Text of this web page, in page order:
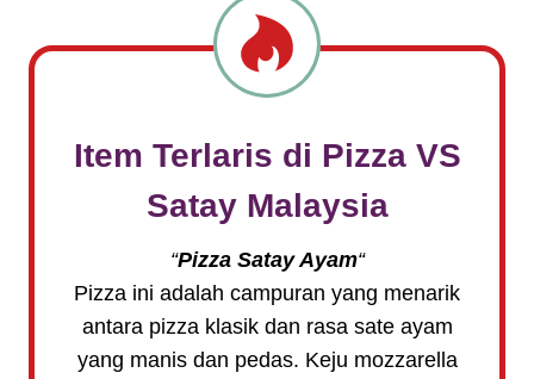
Item Terlaris di Pizza VS
Satay Malaysia
“Pizza Satay Ayam“
Pizza ini adalah campuran yang menarik
antara pizza klasik dan rasa sate ayam
yang manis dan pedas. Keju mozzarella